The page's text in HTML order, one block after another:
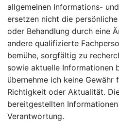
allgemeinen Informations-
ersetzen nicht die
oder Behandlung durch eine
andere qualifizierte
bemühe, sorgfältig zu
sowie aktuelle Informationen
übernehme ich keine Gewähr
Richtigkeit oder Aktualität.
bereitgestellten
Verantwortung.